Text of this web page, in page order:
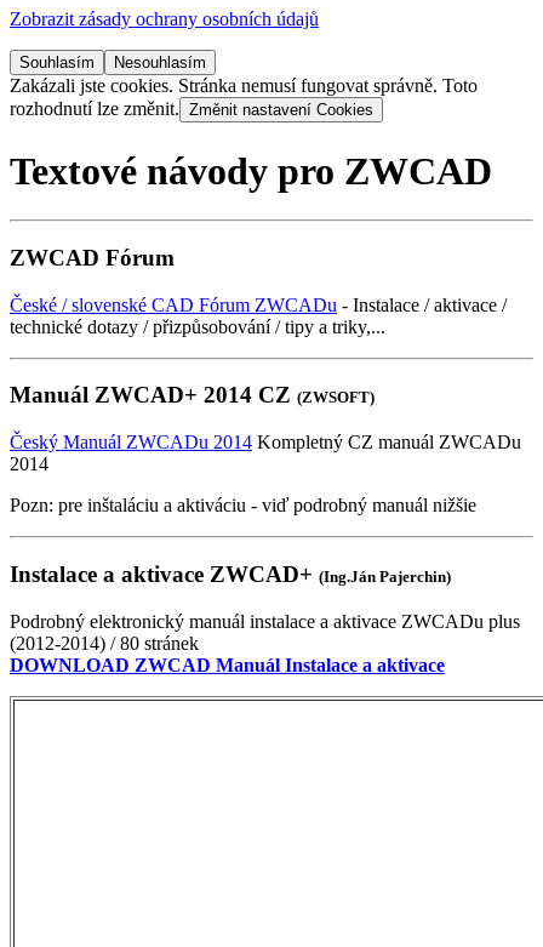
Zobrazit zásady ochrany osobních údajů
Souhlasím Nesouhlasím
Zakázali jste cookies. Stránka nemusí fungovat správně. Toto
rozhodnutí lze změnit. Změnit nastavení Cookies
Textové návody pro ZWCAD
ZWCAD Fórum
České / slovenské CAD Fórum ZWCADu - Instalace / aktivace /
technické dotazy / přizpůsobování / tipy a triky,...
Manuál ZWCAD+ 2014 CZ (ZWSOFT)
Český Manuál ZWCADu 2014 Kompletný CZ manuál ZWCADu
2014
Pozn: pre inštaláciu a aktiváciu - viď podrobný manuál nižšie
Instalace a aktivace ZWCAD+ (Ing.Ján Pajerchin)
Podrobný elektronický manuál instalace a aktivace ZWCADu plus
(2012-2014) / 80 stránek
DOWNLOAD ZWCAD Manuál Instalace a aktivace